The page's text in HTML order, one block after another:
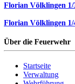
Florian Völklingen 1/
Florian Völklingen 1/
Über die Feuerwehr
Startseite
Verwaltung